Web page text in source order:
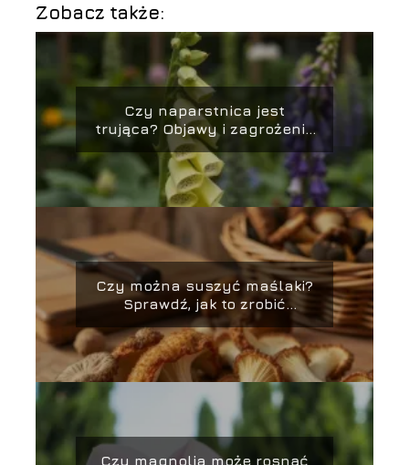
Zobacz także:
Czy naparstnica jest
trująca? Objawy i zagrożenia
związane z rośliną
Czy można suszyć maślaki?
Sprawdź, jak to zrobić
prawidłowo!
Czy magnolia może rosnąć